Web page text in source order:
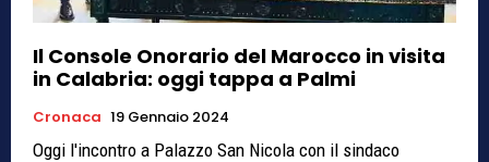
Il Console Onorario del Marocco in visita
in Calabria: oggi tappa a Palmi
Cronaca 19 Gennaio 2024
Oggi l'incontro a Palazzo San Nicola con il sindaco